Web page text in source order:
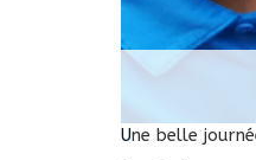
Une belle